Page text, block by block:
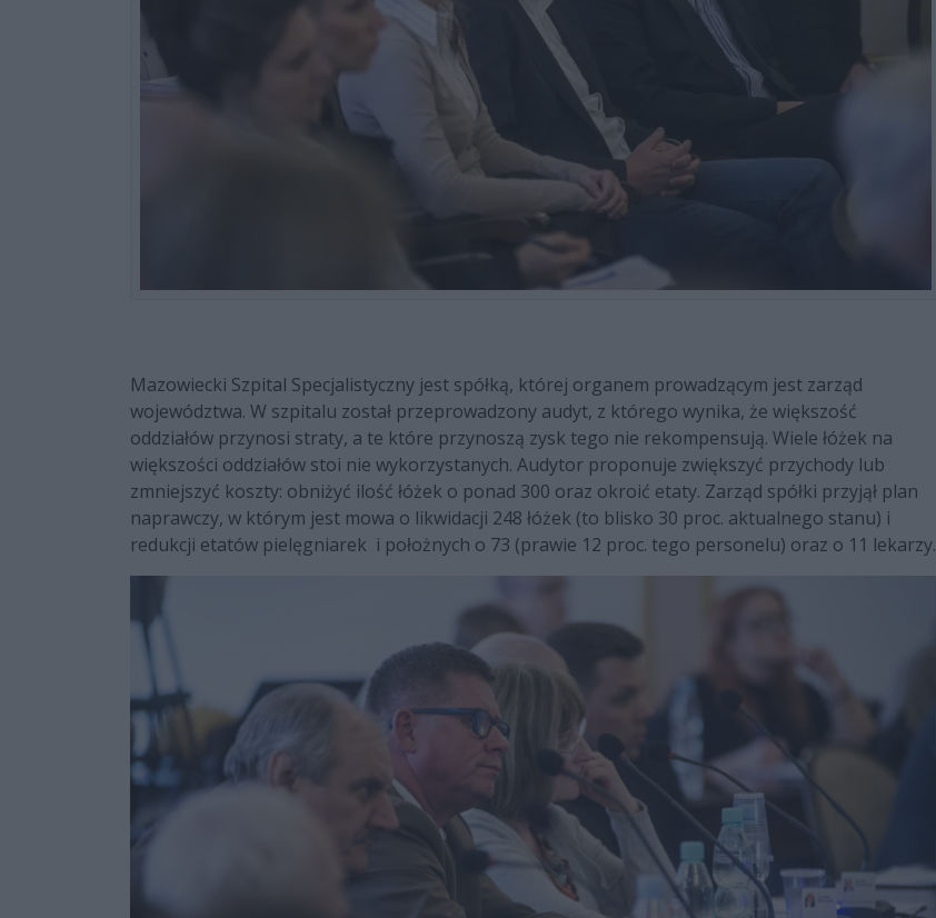
Mazowiecki Szpital Specjalistyczny jest spółką, której organem prowadzącym jest zarząd
województwa. W szpitalu został przeprowadzony audyt, z którego wynika, że większość
oddziałów przynosi straty, a te które przynoszą zysk tego nie rekompensują. Wiele łóżek na
większości oddziałów stoi nie wykorzystanych. Audytor proponuje zwiększyć przychody lub
zmniejszyć koszty: obniżyć ilość łóżek o ponad 300 oraz okroić etaty. Zarząd spółki przyjął plan
naprawczy, w którym jest mowa o likwidacji 248 łóżek (to blisko 30 proc. aktualnego stanu) i
redukcji etatów pielęgniarek i położnych o 73 (prawie 12 proc. tego personelu) oraz o 11 lekarzy.